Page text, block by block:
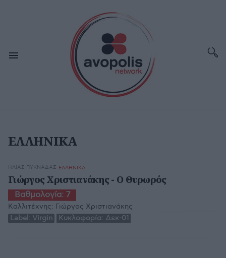
ΕΛΛΗΝΙΚΑ
ΗΛΊΑΣ ΠΥΚΝΆΔΑΣ ΕΛΛΗΝΙΚΑ
Γιώργος Χριστιανάκης - Ο Θυρωρός
Βαθμολογία: 7
Καλλιτέχνης: Γιώργος Χριστιανάκης
Label: Virgin Κυκλοφορία: Δεκ-01